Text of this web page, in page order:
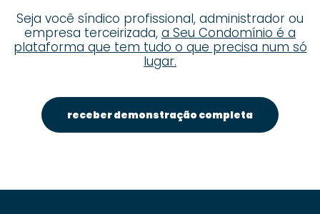
Seja você síndico profissional, administrador ou
empresa terceirizada, a Seu Condomínio é a
plataforma que tem tudo o que precisa num só
lugar.
receber demonstração completa